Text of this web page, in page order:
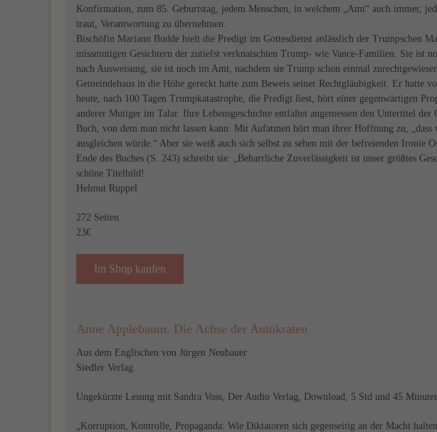
Konfirmation, zum 85. Geburtstag, jedem Menschen, in welchem „Amt“ auch immer,
traut, Verantwortung zu übernehmen.
Bischöfin Mariann Budde hielt die Predigt im Gottesdienst anlässlich der Trumpschen
missmutigen Gesichtern der zutiefst verknatschten Trump- wie Vance-Familien. Sie ist
nach Ausweisung, sie ist noch im Amt, nachdem sie Trump schon einmal
Gemeindehaus in die Höhe gereckt hatte zum Beweis seiner Rechtgläubigkeit. Er hatte
heute, nach 100 Tagen Trumpkatastrophe, die Predigt liest, hört einer gegenwärtigen
anderer Mutiger im Talar. Ihre Lebensgeschichte entfaltet angemessen den Untertitel
Buch, von dem man nicht lassen kann. Mit Aufatmen hört man ihrer Hoffnung zu,
ausgleichen würde.“ Aber sie weiß auch sich selbst zu sehen mit der befreienden Ironie
Ende des Buches (S. 243) schreibt sie: „Beharrliche Zuverlässigkeit ist unser größtes
schöne Titelbild!
Helmut Ruppel
272 Seiten
23€
Im Shop kaufen
Anne Applebaum. Die Achse der Autokraten
Aus dem Englischen von Jürgen Neubauer
Siedler Verlag
Ungekürzte Lesung mit Sandra Voss, Der Audio Verlag, Download, 5 Std und 45
„Korruption, Kontrolle, Propaganda: Wie Diktatoren sich gegenseitig an der Macht